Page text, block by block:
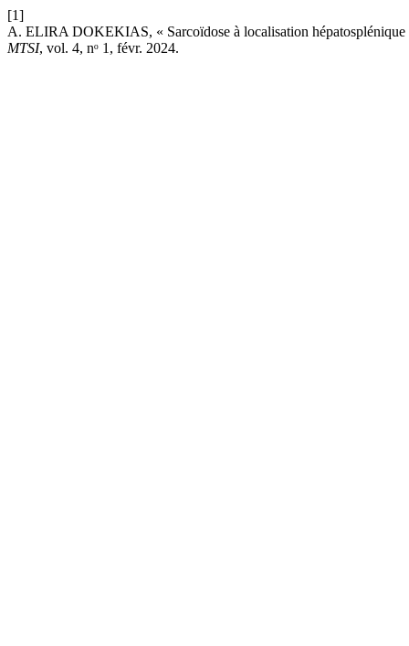
[1]
A. ELIRA DOKEKIAS, « Sarcoïdose à localisation
MTSI, vol. 4, nᵒ 1, févr. 2024.